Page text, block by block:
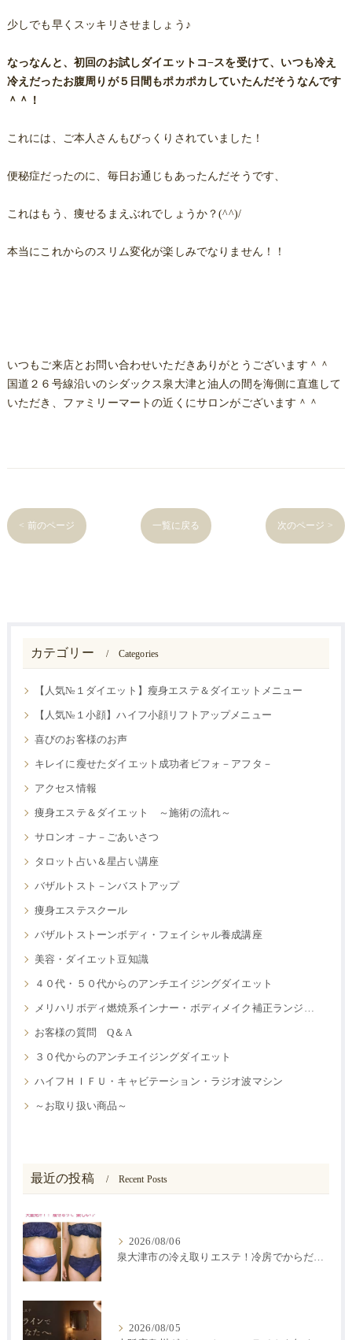
少しでも早くスッキリさせましょう♪
なっなんと、初回のお試しダイエットコ−スを受けて、いつも冷え
冷えだったお腹周りが５日間もポカポカしていたんだそうなんです
＾＾！
これには、ご本人さんもびっくりされていました！
便秘症だったのに、毎日お通じもあったんだそうです、
これはもう、痩せるまえぶれでしょうか？(^^)/
本当にこれからのスリム変化が楽しみでなりません！！
いつもご来店とお問い合わせいただきありがとうございます＾＾
国道２６号線沿いのシダックス泉大津と油人の間を海側に直進して
いただき、ファミリーマートの近くにサロンがございます＾＾
< 前のページ 一覧に戻る 次のページ >
カテゴリー Categories
【人気№１ダイエット】瘦身エステ＆ダイエットメニュー
【人気№１小顔】ハイフ小顔リフトアップメニュー
喜びのお客様のお声
キレイに瘦せたダイエット成功者ビフォ－アフタ－
アクセス情報
痩身エステ＆ダイエット ～施術の流れ～
サロンオ－ナ－ごあいさつ
タロット占い＆星占い講座
バザルトスト－ンバストアップ
痩身エステスクール
バザルトストーンボディ・フェイシャル養成講座
美容・ダイエット豆知識
４０代・５０代からのアンチエイジングダイエット
メリハリボディ燃焼系インナー・ボディメイク補正ランジェリー
お客様の質問 Q＆A
３０代からのアンチエイジングダイエット
ハイフＨＩＦＵ・キャビテーション・ラジオ波マシン
～お取り扱い商品～
最近の投稿 Recent Posts
2026/08/06
泉大津市の冷え取りエステ！冷房でからだが冷えると痩せにくい？
2026/08/05